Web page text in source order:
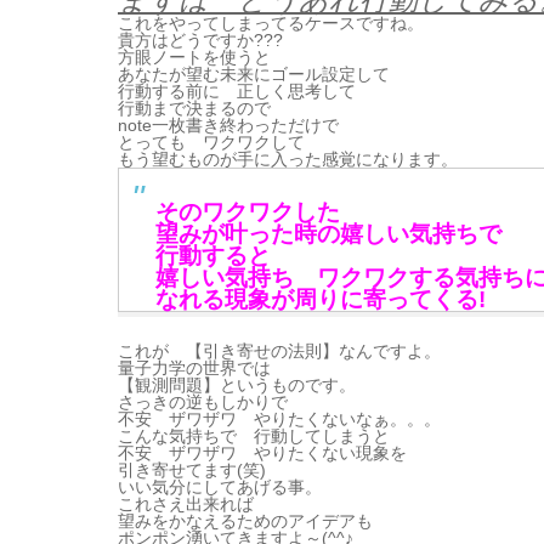
これをやってしまってるケースですね。
貴方はどうですか???
方眼ノートを使うと
あなたが望む未来にゴール設定して
行動する前に 正しく思考して
行動まで決まるので
note一枚書き終わっただけで
とっても ワクワクして
もう望むものが手に入った感覚になります。
そのワクワクした
望みが叶った時の嬉しい気持ちで
行動すると
嬉しい気持ち ワクワクする気持ち
なれる現象が周りに寄ってくる!
これが 【引き寄せの法則】なんですよ。
量子力学の世界では
【観測問題】というものです。
さっきの逆もしかりで
不安 ザワザワ やりたくないなぁ。。。
こんな気持ちで 行動してしまうと
不安 ザワザワ やりたくない現象を
引き寄せてます(笑)
いい気分にしてあげる事。
これさえ出来れば
望みをかなえるためのアイデアも
ポンポン湧いてきますよ～(^^♪